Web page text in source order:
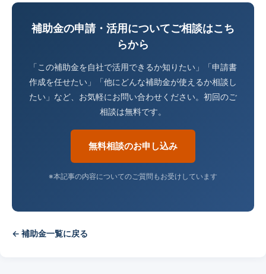
補助金の申請・活用についてご相談はこち
らから
「この補助金を自社で活用できるか知りたい」「申請書
作成を任せたい」「他にどんな補助金が使えるか相談し
たい」など、お気軽にお問い合わせください。初回のご
相談は無料です。
無料相談のお申し込み
※本記事の内容についてのご質問もお受けしています
← 補助金一覧に戻る